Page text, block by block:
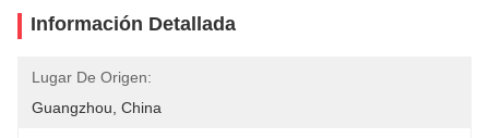
Información Detallada
Lugar De Origen:
Guangzhou, China